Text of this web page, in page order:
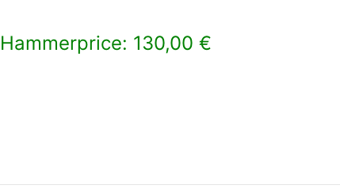
Hammerprice: 130,00 €